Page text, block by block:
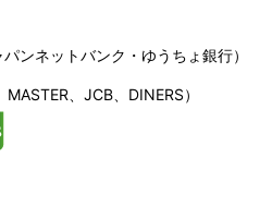
ンネットバンク・ゆうちょ銀行）
、JCB、DINERS）